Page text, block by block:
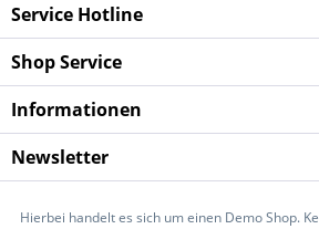
Service Hotline
Shop Service
Informationen
Newsletter
Hierbei handelt es sich um einen Demo Shop.